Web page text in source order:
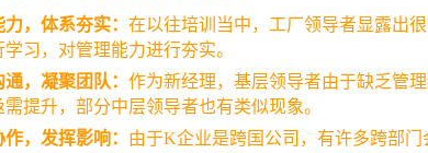
，体系夯实： 在以往培训当中，工厂领导者显露出
学习，对管理能力进行夯实。
，凝聚团队： 作为新经理，基层领导者由于缺乏管
需提升，部分中层领导者也有类似现象。
，发挥影响： 由于K企业是跨国公司，有许多跨部